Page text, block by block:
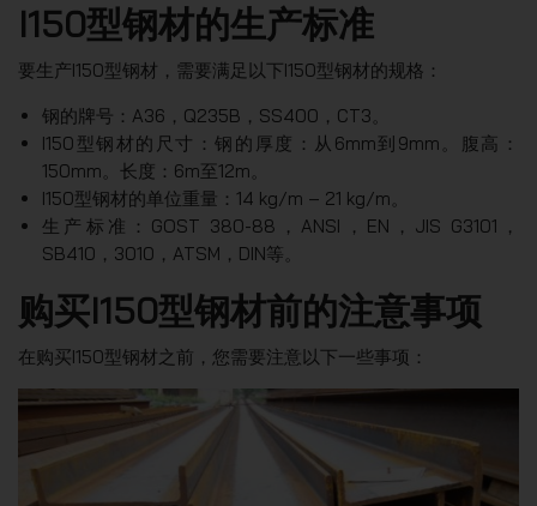
I150型钢材的生产标准
要生产I150型钢材，需要满足以下I150型钢材的规格：
钢的牌号：A36，Q235B，SS400，CT3。
I150型钢材的尺寸：钢的厚度：从6mm到9mm。腹高：
150mm。长度：6m至12m。
I150型钢材的单位重量：14 kg/m – 21 kg/m。
生产标准：GOST 380-88，ANSI，EN，JIS G3101，
SB410，3010，ATSM，DIN等。
购买I150型钢材前的注意事项
在购买I150型钢材之前，您需要注意以下一些事项：